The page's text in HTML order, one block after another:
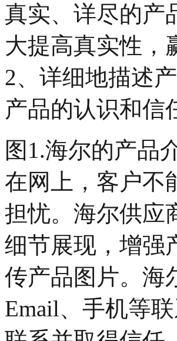
真实、详尽的产
大提高真实性，
2、详细地描述
产品的认识和信
图1.海尔的产品
在网上，客户不
担忧。海尔供应
细节展现，增强
传产品图片。海
Email、手机等